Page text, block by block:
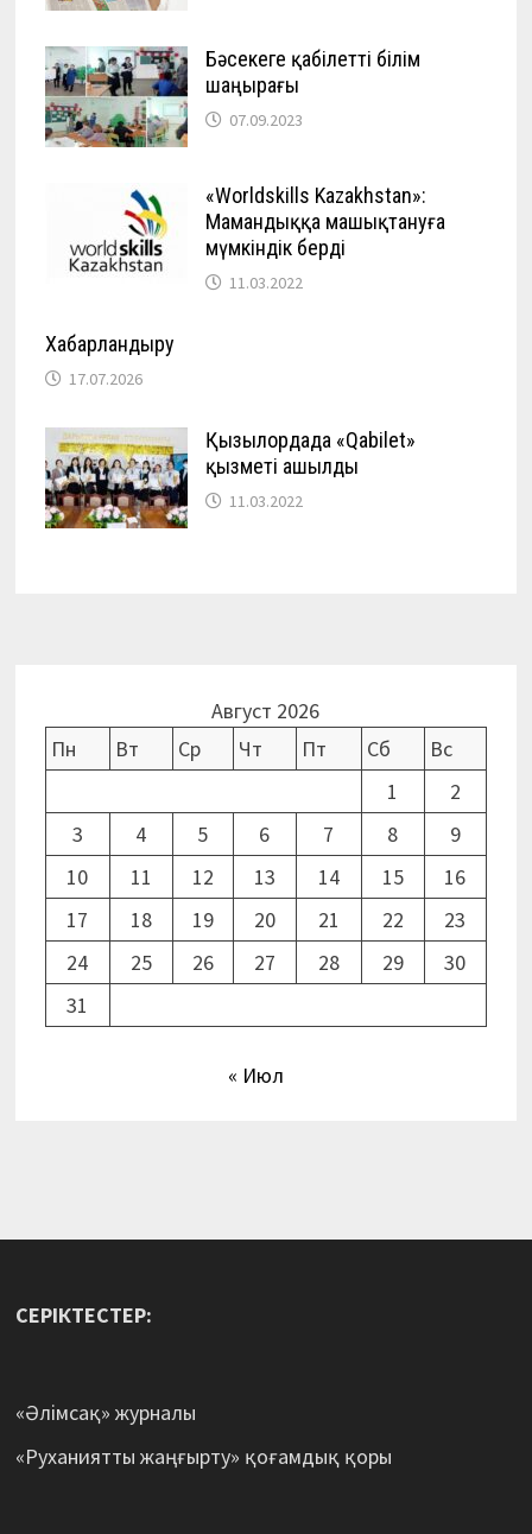
Бәсекеге қабілетті білім
шаңырағы
07.09.2023
«Worldskills Kazakhstan»:
Мамандыққа машықтануға
мүмкіндік берді
11.03.2022
Хабарландыру
17.07.2026
Қызылордада «Qabilet»
қызметі ашылды
11.03.2022
Август 2026
Пн
Вт Ср Чт Пт Сб
Вс
1
2
3
4 5 6 7 8
9
10
11 12 13 14 15
16
17
18 19 20 21 22
23
24
25 26 27 28 29
30
31
« Июл
СЕРІКТЕСТЕР:
«Әлімсақ» журналы
«Руханиятты жаңғырту» қоғамдық қоры